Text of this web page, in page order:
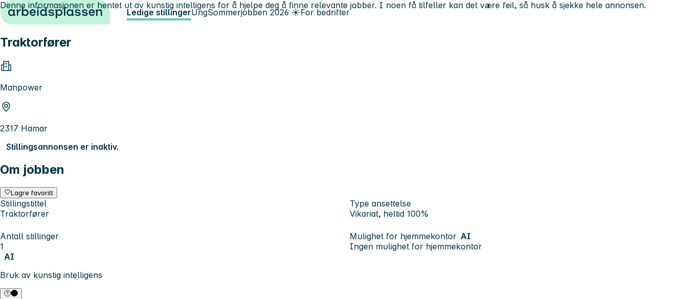
Hopp til innhold Ledige stillingerUngSommerjobben 2026 ☀️For bedrifter
Traktorfører
Manpower
2317 Hamar
Stillingsannonsen er inaktiv.
Om jobben
Lagre favoritt
Stillingstittel
Traktorfører
Type ansettelse
Vikariat, heltid 100%
Antall stillinger
1
Mulighet for hjemmekontor AI
Ingen mulighet for hjemmekontor
AI
Bruk av kunstig intelligens
Denne informasjonen er hentet ut av kunstig intelligens for å hjelpe deg å finne relevante jobber. I noen få tilfeller kan det være feil, så husk å sjekke hele annonsen.